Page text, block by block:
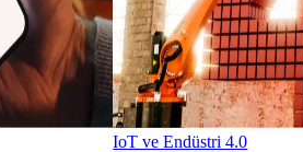
IoT ve Endüstri 4.0